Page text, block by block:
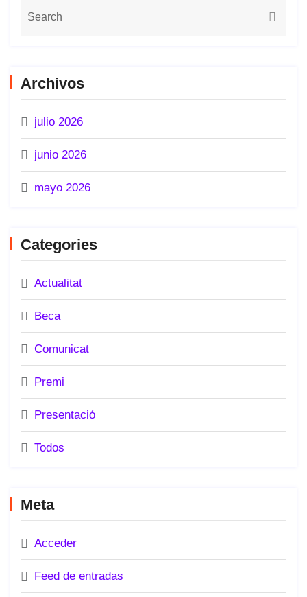
Archivos
julio 2026
junio 2026
mayo 2026
Categories
Actualitat
Beca
Comunicat
Premi
Presentació
Todos
Meta
Acceder
Feed de entradas